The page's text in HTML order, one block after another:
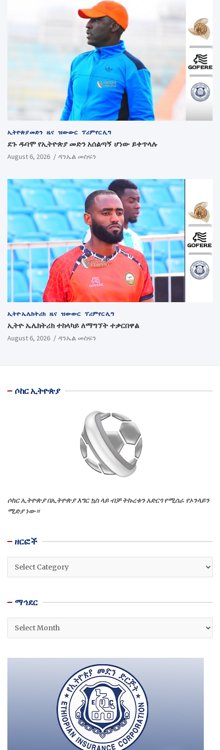
ኢትዮጵያ መድን ዜና ዝውውር ፕሪምየር ሊግ
ደጉ ዱባሞ የኢትዮጵያ መድን አሰልጣኝ ሆነው ይቀጥላሉ
August 6, 2026 ዳንኤል መስፍን
ኢትዮ ኤሌክትሪክ ዜና ዝውውር ፕሪምየር ሊግ
ኢትዮ ኤሌክትሪክ ተከላካይ ለማግኘት ተቃርበዋል
August 6, 2026 ዳንኤል መስፍን
ሶከር ኢትዮጵያ
ሶከር ኢትዮጵያ በኢትዮጵያ እግር ኳስ ላይ ብቻ ትኩረቱን አድርጎ የሚሰራ የኦንላይን
ሚድያ ነው።
ዘርፎች
ዘርፎች
ማኅደር
ማኅደር